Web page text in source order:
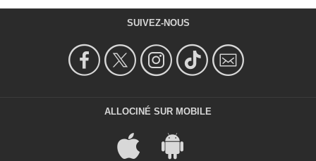
SUIVEZ-NOUS
ALLOCINÉ SUR MOBILE